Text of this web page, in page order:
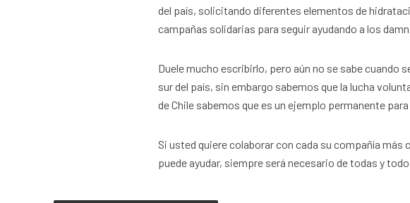
del país, solicitando diferentes elementos de
campañas solidarias para seguir ayudando a los
Duele mucho escribirlo, pero aún no se sabe
sur del país, sin embargo sabemos que la lucha
de Chile sabemos que es un ejemplo permanente
Si usted quiere colaborar con cada su compañía más
puede ayudar, siempre será necesario de todas y